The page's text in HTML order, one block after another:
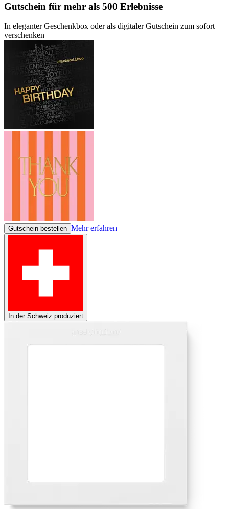
Gutschein für mehr als 500 Erlebnisse
In eleganter Geschenkbox oder als digitaler Gutschein zum sofort
verschenken
Gutschein bestellen Mehr erfahren
In der Schweiz produziert